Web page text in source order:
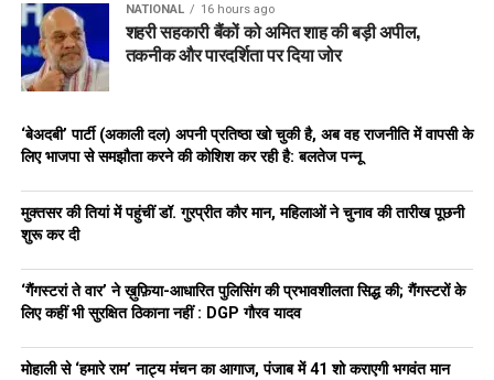
UP NEXT
Haryana: कच्चे कर्मचारियों की नौकरी अब 58 साल तक सुरक्षित,
सरकार ने हटाई शर्त, विधानसभा सत्र में चार विधेयक पास।
Maruti Suzuki बनाएगी हरियाणा में तीसरा प्लांट, इस जिले में बनेगी
गाड़ियां।
NATIONAL 16 hours ago
शहरी सहकारी बैंकों को अमित शाह की बड़ी अपील,
तकनीक और पारदर्शिता पर दिया जोर
‘बेअदबी’ पार्टी (अकाली दल) अपनी प्रतिष्ठा खो चुकी है, अब वह राजनीति में वापसी के
लिए भाजपा से समझौता करने की कोशिश कर रही है: बलतेज पन्नू
मुक्तसर की तियां में पहुंचीं डॉ. गुरप्रीत कौर मान, महिलाओं ने चुनाव की तारीख पूछनी
शुरू कर दी
‘गैंगस्टरां ते वार’ ने ख़ुफ़िया-आधारित पुलिसिंग की प्रभावशीलता सिद्ध की; गैंगस्टरों के
लिए कहीं भी सुरक्षित ठिकाना नहीं : DGP गौरव यादव
मोहाली से ‘हमारे राम’ नाट्य मंचन का आगाज, पंजाब में 41 शो कराएगी भगवंत मान